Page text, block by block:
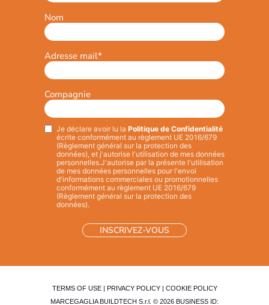
Nom
Adresse mail*
Compagnie
Privacy*
Je déclare avoir lu la Politique de Confidentialité
écrite conformément au règlement UE 2016/679
(Règlement général sur la protection des
données), et j'autorise l'utilisation de mes données
personnelles.J'autorise par la présente l'utilisation
de mes données personnelles pour l'envoi
d'informations commerciales ou promotionnelles
conformément au règlement UE 2016/679
(Règlement général sur la protection des
données).
TERMS OF USE| PRIVACY POLICY| COOKIE POLICY
MARCEGAGLIA BUILDTECH S.r.l. © 2026 BUSINESS ID: